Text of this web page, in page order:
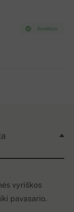
Sandėlyje
vyriškos
pavasario.